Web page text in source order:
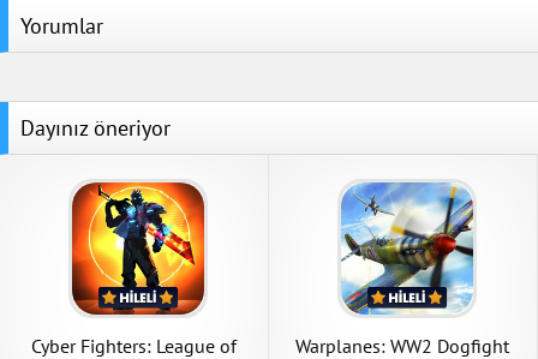
Yorumlar
Dayınız öneriyor
Cyber Fighters: League of
Warplanes: WW2 Dogfight